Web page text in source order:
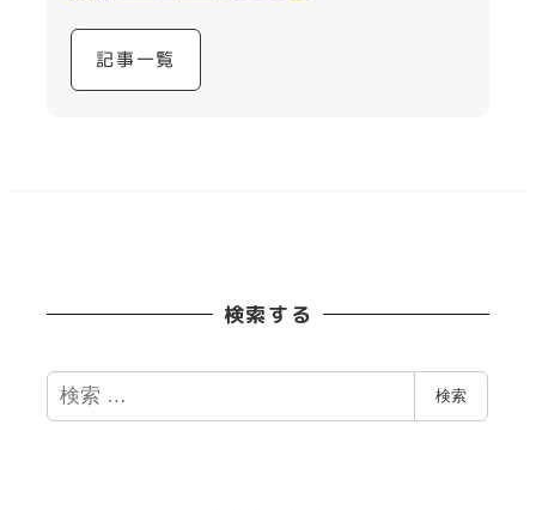
記事一覧
検索する
検
索
検索